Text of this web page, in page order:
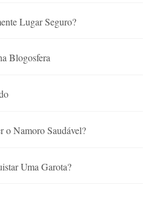
Lugar Seguro?
Blogosfera
o Namoro Saudável?
Uma Garota?